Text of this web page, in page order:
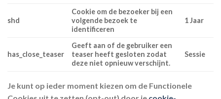
shd
Cookie om de bezoeker bij een
volgende bezoek te
identificeren
1 Jaar
has_close_teaser
Geeft aan of de gebruiker een
teaser heeft gesloten zodat
deze niet opnieuw verschijnt.
Sessie
Je kunt op ieder moment kiezen om de Functionele